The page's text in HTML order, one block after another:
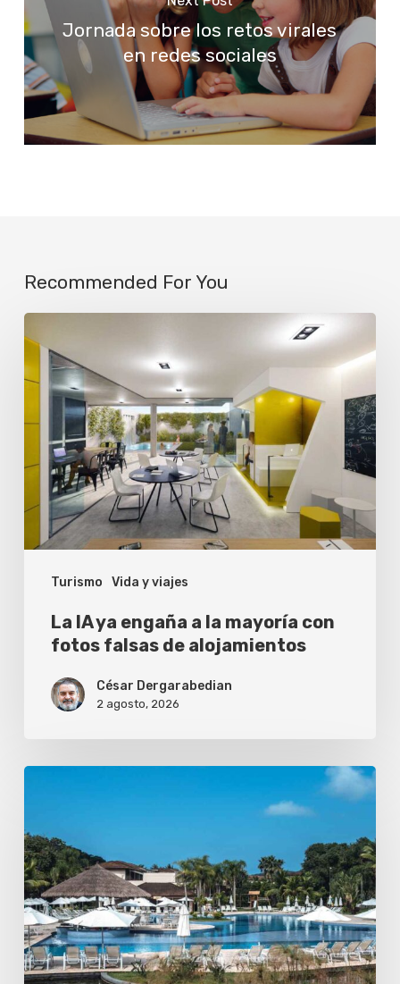
Jornada sobre los retos virales
en redes sociales
Recommended For You
Turismo Vida y viajes
ya
engaña
la
mayoría
fotos
falsas
alojamientos
La IA ya engaña a la mayoría con
fotos falsas de alojamientos
César Dergarabedian
2 agosto, 2026
pena
reservar
un
resort
con
todo